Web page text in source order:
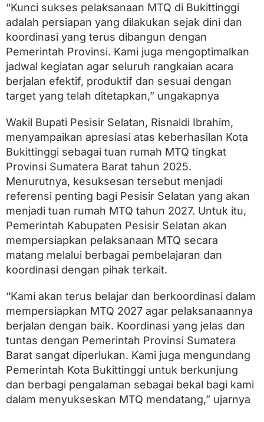
“Kunci sukses pelaksanaan MTQ di Bukittinggi
adalah persiapan yang dilakukan sejak dini dan
koordinasi yang terus dibangun dengan
Pemerintah Provinsi. Kami juga mengoptimalkan
jadwal kegiatan agar seluruh rangkaian acara
berjalan efektif, produktif dan sesuai dengan
target yang telah ditetapkan,” ungakapnya
Wakil Bupati Pesisir Selatan, Risnaldi Ibrahim,
menyampaikan apresiasi atas keberhasilan Kota
Bukittinggi sebagai tuan rumah MTQ tingkat
Provinsi Sumatera Barat tahun 2025.
Menurutnya, kesuksesan tersebut menjadi
referensi penting bagi Pesisir Selatan yang akan
menjadi tuan rumah MTQ tahun 2027. Untuk itu,
Pemerintah Kabupaten Pesisir Selatan akan
mempersiapkan pelaksanaan MTQ secara
matang melalui berbagai pembelajaran dan
koordinasi dengan pihak terkait.
“Kami akan terus belajar dan berkoordinasi dalam
mempersiapkan MTQ 2027 agar pelaksanaannya
berjalan dengan baik. Koordinasi yang jelas dan
tuntas dengan Pemerintah Provinsi Sumatera
Barat sangat diperlukan. Kami juga mengundang
Pemerintah Kota Bukittinggi untuk berkunjung
dan berbagi pengalaman sebagai bekal bagi kami
dalam menyukseskan MTQ mendatang,” ujarnya